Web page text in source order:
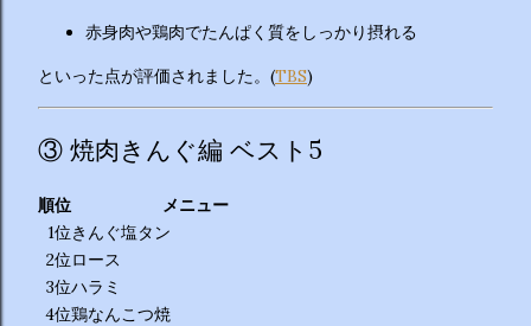
赤身肉や鶏肉でたんぱく質をしっかり摂れる
といった点が評価されました。(TBS)
③ 焼肉きんぐ編 ベスト5
順位
メニュー
1位きんぐ塩タン
2位ロース
3位ハラミ
4位鶏なんこつ焼